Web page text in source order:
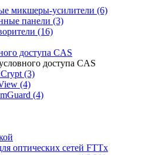
микшеры-усилители (6)
панели (3)
(16)
доступа CAS
доступа CAS
(3)
(4)
(4)
оптических сетей FTTx